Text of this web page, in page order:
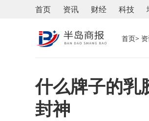
首页 资讯 财经 科技
首页>
什么牌子的乳
封神